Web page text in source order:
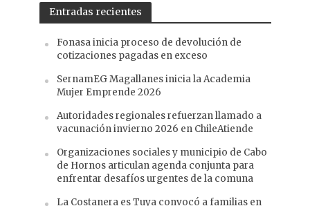
Entradas recientes
Fonasa inicia proceso de devolución de
cotizaciones pagadas en exceso
SernamEG Magallanes inicia la Academia
Mujer Emprende 2026
Autoridades regionales refuerzan llamado a
vacunación invierno 2026 en ChileAtiende
Organizaciones sociales y municipio de Cabo
de Hornos articulan agenda conjunta para
enfrentar desafíos urgentes de la comuna
La Costanera es Tuya convocó a familias en